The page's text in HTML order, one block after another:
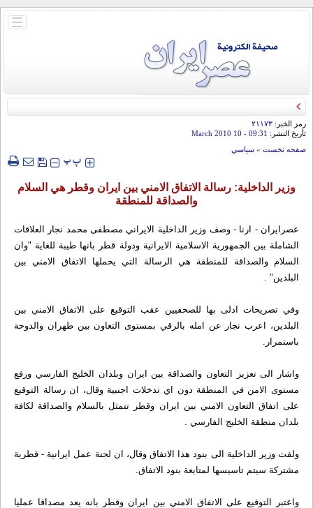
باز
رمز الخبر: ۲۱۱۷۳
تأريخ النشر: 09:31
- 10 March 2010
صفحه نخست » سياسي
‍‍‍ پپ
وزير الداخلية: رسالة الاتفاق الامني بين ايران وقطر هي السلام
والصداقة للمنطقة
عصرایران - ارنا - وصف وزير الداخلية الايراني مصطفى محمد نجار العلاقات
الشاملة بين الجمهورية الاسلامية الايرانية ودولة قطر بانها طيبة للغاية "وان
السلام والصداقة للمنطقة هي الرسالة التي يحملها الاتفاق الامني بين
البلدين" .
وفي تصريحات ادلى بها للصحفيين عقب التوقيع على الاتفاق الامني بين
البلدين، اعرب نجار عن امله بالرقي بمستوى التعاون بين طهران والدوحة
باستمرار.
واشار الى تعزيز التعاون والصداقة بين ايران وبلدان الخليج الفارسي ورفع
مستوى الامن في المنطقة دون اي تدخلات اجنبية وقال، ان رسالة التوقيع
على اتفاق التعاون الامني بين ايران وقطر تتمثل بالسلام والصداقة لکافة
بلدان منطقة الخليج الفارسي .
ولفت وزير الداخلية الى بنود هذا الاتفاق وقال، ان لجنة عمل ايرانية - قطرية
مشترکة سيتم تاسيسها لمتابعة بنود الاتفاق.
واعتبر التوقيع على الاتفاق الامني بين ايران وقطر بانه يعد مصداقا عمليا